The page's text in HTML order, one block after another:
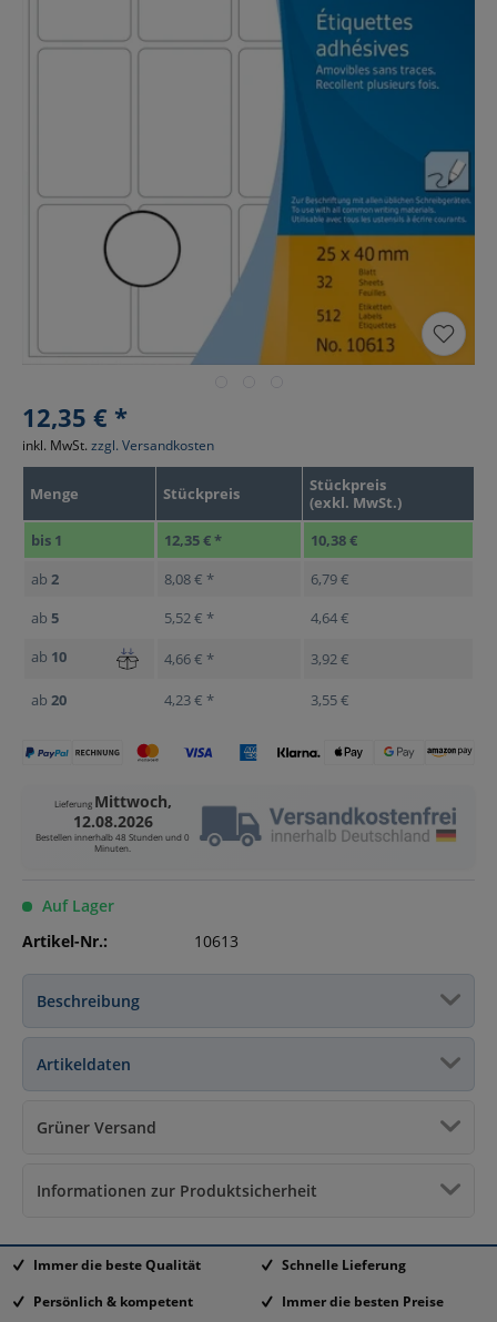
12,35 € *
Menge Stückpreis
Stückpreis
(exkl. MwSt.)
bis 1 12,35 € *
10,38 €
ab 2 8,08 € *
6,79 €
ab 5 5,52 € *
4,64 €
ab 10 4,66 € * 3,92 €
ab 20 4,23 € * 3,55 €
inkl. MwSt. zzgl. Versandkosten
Lieferung Mittwoch,
12.08.2026
Bestellen innerhalb48 Stunden und 0
Minuten
Auf Lager
Artikel-Nr.:
10613
Beschreibung
Artikeldaten
Grüner Versand
Informationen zur Produktsicherheit
Immer die beste Qualität
Schnelle Lieferung
Persönlich & kompetent
Immer die besten Preise